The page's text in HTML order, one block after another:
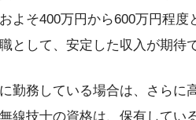
よそ400万円から600万円程
として、安定した収入が期待
勤務している場合は、さらに
線技士の資格は、保有してい